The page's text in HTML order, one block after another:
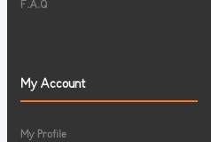
F.A.Q
My Account
My Profile